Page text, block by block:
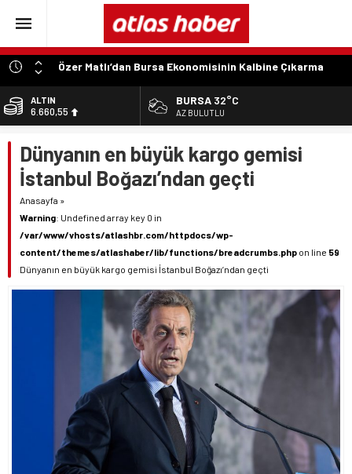
Özer Matlı’dan Bursa Ekonomisinin Kalbine Çıkarma
“Aynı Düzenleme Neden Emeklilere Uygulanmadı?”
“Engelli Emekliliğinde Kazanılmış Haklar Korunmalı,
Belirsizlikler Son Bulmalı”
“Engelliler Bu Ülkede Başarıyı Kimsenin Lütfuyla Değil,
İğneyle Kuyu Kazarak Kazanıyor”
“Bu Ses Siyasi Tartışmaların Değil, Millet Vicdanının
Konusudur”
ALTIN
6.660,55
13.779,39
DOLAR
47,7111
EURO
BURSA 32°C
AZ BULUTLU
Dünyanın en büyük kargo gemisi
İstanbul Boğazı’ndan geçti
Anasayfa »
Warning: Undefined array key 0 in
/var/www/vhosts/atlashbr.com/httpdocs/wp-
content/themes/atlashaber/lib/functions/breadcrumbs.php on line 59
Dünyanın en büyük kargo gemisi İstanbul Boğazı’ndan geçti